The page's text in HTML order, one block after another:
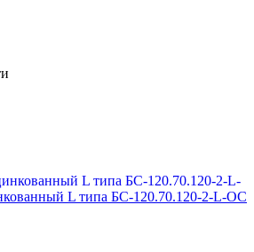
L типа БС-120.70.120-2-L-ОС